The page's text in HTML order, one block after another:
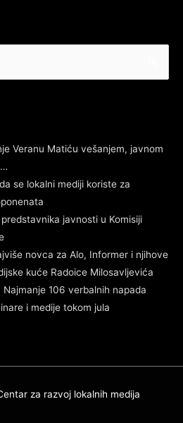
Veranu Matiću vešanjem, javnom
se lokalni mediji koriste za
javnosti u Komisiji
novca za Alo, Informer i njihove
kuće Radoice Milosavljevića
106 verbalnih napada
i medije tokom jula
za razvoj lokalnih medija